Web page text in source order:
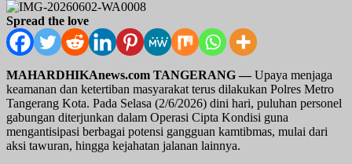
Spread the love
MAHARDHIKAnews.com TANGERANG — Upaya menjaga
keamanan dan ketertiban masyarakat terus dilakukan Polres Metro
Tangerang Kota. Pada Selasa (2/6/2026) dini hari, puluhan personel
gabungan diterjunkan dalam Operasi Cipta Kondisi guna
mengantisipasi berbagai potensi gangguan kamtibmas, mulai dari
aksi tawuran, hingga kejahatan jalanan lainnya.